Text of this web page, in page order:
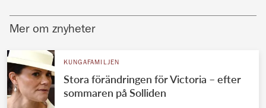
Mer om znyheter
KUNGAFAMILJEN
Stora förändringen för Victoria – efter
sommaren på Solliden